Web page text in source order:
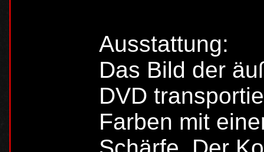
Ausstattung:
Das Bild der
DVD
Farben mit